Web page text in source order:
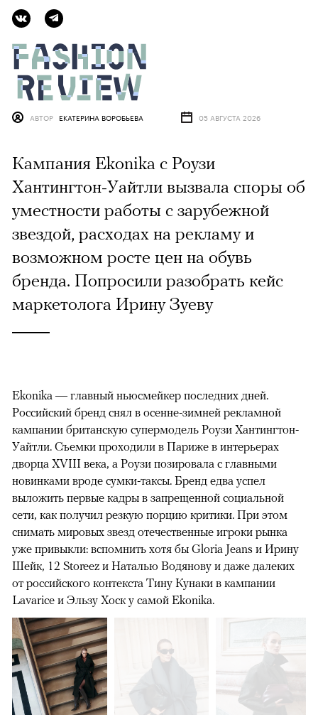
АВТОР ЕКАТЕРИНА ВОРОБЬЕВА 05 АВГУСТА 2026
Кампания Ekonika с Роузи
Хантингтон-Уайтли вызвала споры об
уместности работы с зарубежной
звездой, расходах на рекламу и
возможном росте цен на обувь
бренда. Попросили разобрать кейс
маркетолога Ирину Зуеву
Ekonika — главный ньюсмейкер последних дней.
Российский бренд снял в осенне-зимней рекламной
кампании британскую супермодель Роузи Хантингтон-
Уайтли. Cъемки проходили в Париже в интерьерах
дворца XVIII века, а Роузи позировала с главными
новинками вроде сумки-таксы. Бренд едва успел
выложить первые кадры в запрещенной социальной
сети, как получил резкую порцию критики. При этом
снимать мировых звезд отечественные игроки рынка
уже привыкли: вспомнить хотя бы Gloria Jeans и Ирину
Шейк, 12 Storeez и Наталью Водянову и даже далеких
от российского контекста Тину Кунаки в кампании
Lavarice и Эльзу Хоск у самой Ekonika.